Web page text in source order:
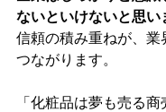
ないといけないと思い
信頼の積み重ねが、業
つながります。
「化粧品は夢も売る商